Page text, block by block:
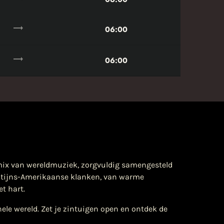
trending_flat 06:00
trending_flat 06:00
van wereldmuziek, zorgvuldig samengesteld
Amerikaanse klanken, van warme
hart.
wereld. Zet je zintuigen open en ontdek de